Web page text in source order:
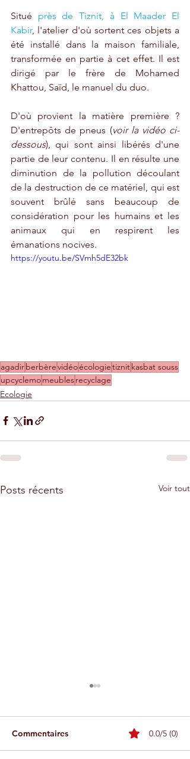
Situé près de Tiznit, à El Maader El
Kabir, l'atelier d'où sortent ces objets a
été installé dans la maison familiale,
transformée en partie à cet effet. Il est
dirigé par le frère de Mohamed
Khattou, Saïd, le manuel du duo.
D'où provient la matière première ?
D'entrepôts de pneus (voir la vidéo ci-
dessous), qui sont ainsi libérés d'une
partie de leur contenu. Il en résulte une
diminution de la pollution découlant
de la destruction de ce matériel, qui est
souvent brûlé sans beaucoup de
considération pour les humains et les
animaux qui en respirent les
émanations nocives.
https://youtu.be/SVmh5dE32bk
agadirberbèrevidéoécologietiznitkasbat souss
upcyclemomeublesrecyclage
Ecologie
Posts récents Voir tout
Commentaires 0.0/5 (0)